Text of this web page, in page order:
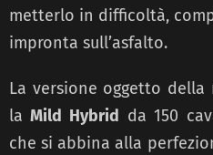
metterlo in difficoltà,
impronta sull’asfalto.
La versione oggetto della
la Mild Hybrid da 150
che si abbina alla